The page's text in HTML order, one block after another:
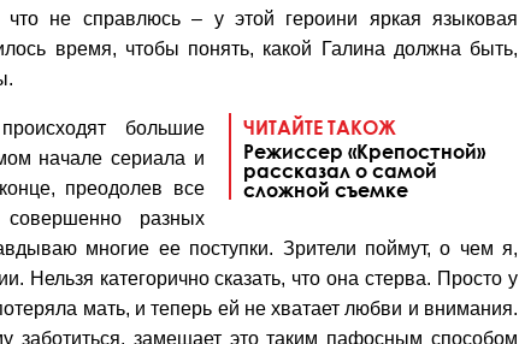
что не справлюсь – у этой героини яркая языковая
время, чтобы понять, какой Галина должна быть,
ЧИТАЙТЕ ТАКОЖ
Режиссер «Крепостной»
рассказал о самой
сложной съемке
большие
начале сериала и
преодолев все
разных
многие ее поступки. Зрители поймут, о чем я,
Нельзя категорично сказать, что она стерва. Просто у
мать, и теперь ей не хватает любви и внимания.
заботиться, замещает это таким пафосным способом